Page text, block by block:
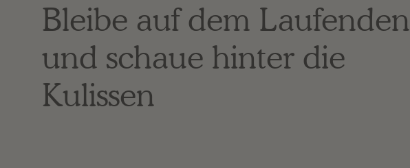
Bleibe auf dem Laufenden
und schaue hinter die
Kulissen